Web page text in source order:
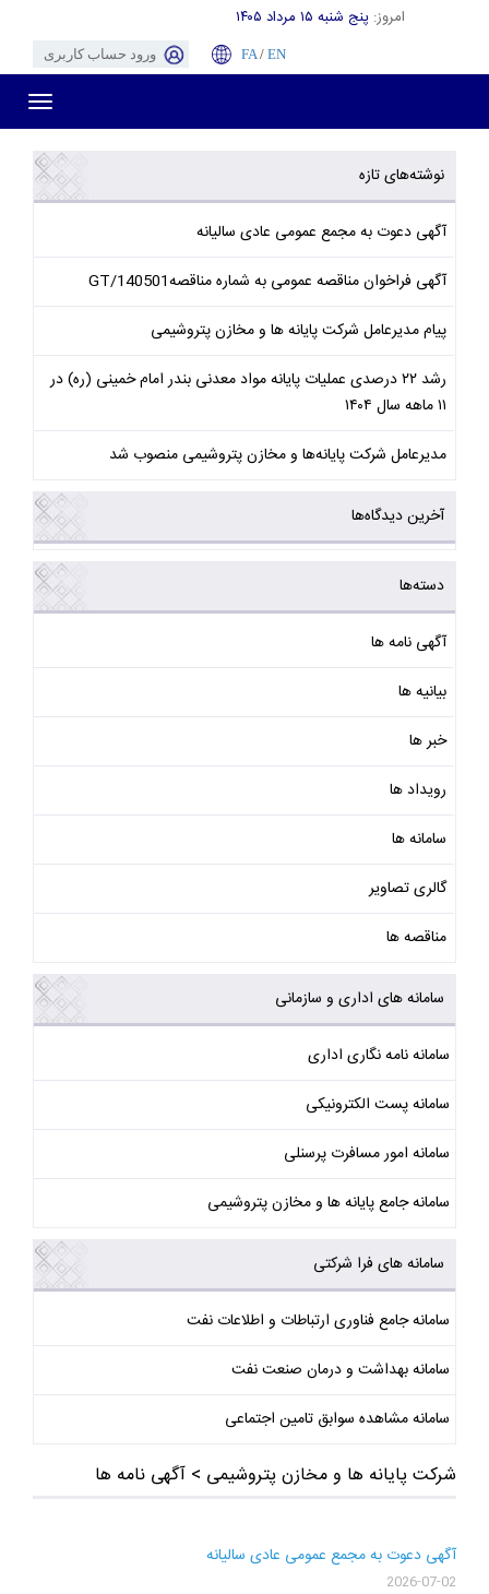
امروز: پنج شنبه ۱۵ مرداد ۱۴۰۵
FA/ EN ورود حساب کاربری
نوشته‌های تازه
آگهی دعوت به مجمع عمومی عادی سالیانه
آگهی فراخوان مناقصه عمومی به شماره مناقصهGT/140501
پیام مدیرعامل شرکت پایانه ها و مخازن پتروشیمی
رشد ۲۲ درصدی عملیات پایانه مواد معدنی بندر امام خمینی (ره) در
۱۱ ماهه سال ۱۴۰۴
مدیرعامل شرکت پایانه‌ها و مخازن پتروشیمی منصوب شد
آخرین دیدگاه‌ها
دسته‌ها
آگهی نامه ها
بیانیه ها
خبر ها
رویداد ها
سامانه ها
گالری تصاویر
مناقصه ها
سامانه های اداری و سازمانی
سامانه نامه نگاری اداری
سامانه پست الکترونیکی
سامانه امور مسافرت پرسنلی
سامانه جامع پایانه ها و مخازن پتروشیمی
سامانه های فرا شرکتی
سامانه جامع فناوری ارتباطات و اطلاعات نفت
سامانه بهداشت و درمان صنعت نفت
سامانه مشاهده سوابق تامین اجتماعی
شرکت پایانه ها و مخازن پتروشیمی > آگهی نامه ها
آگهی دعوت به مجمع عمومی عادی سالیانه
2026-07-02